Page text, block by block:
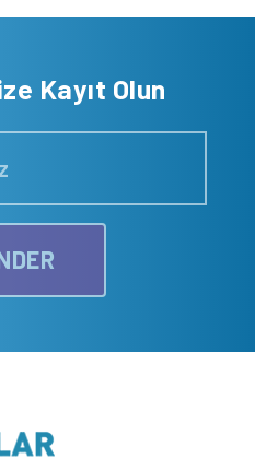
Kayıt Olun